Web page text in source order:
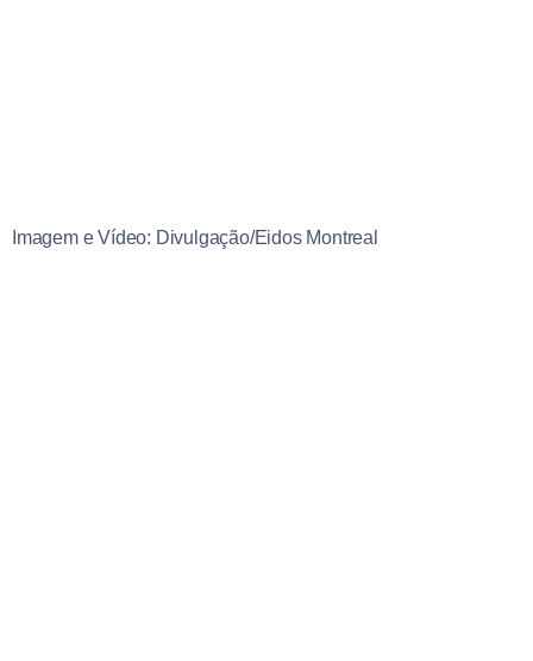
Imagem e Vídeo: Divulgação/Eidos Montreal